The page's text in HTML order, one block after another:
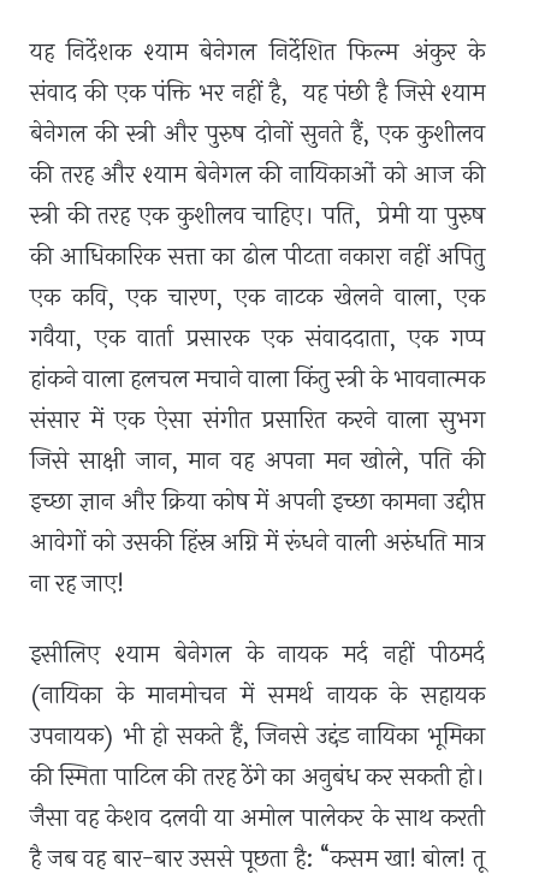
यह निर्देशक श्याम बेनेगल निर्देशित फिल्म अंकुर के
संवाद की एक पंक्ति भर नहीं है, यह पंछी है जिसे श्याम
बेनेगल की स्त्री और पुरुष दोनों सुनते हैं,एक कुशीलव
की तरह और श्याम बेनेगल की नायिकाओं को आज की
स्त्री की तरह एक कुशीलव चाहिए। पति,प्रेमी या पुरुष
की आधिकारिक सत्ता का ढोल पीटता नकारा नहीं अपितु
एक कवि,एक चारण,एक नाटक खेलने वाला,एक
गवैया,एक वार्ता प्रसारक एक संवाददाता, एक गप्प
हांकने वाला हलचल मचाने वाला किंतु स्त्री के भावनात्मक
संसार में एक ऐसा संगीत प्रसारित करने वाला सुभग
जिसे साक्षी जान,मान वह अपना मन खोले,पति की
इच्छा ज्ञान और क्रिया कोष में अपनी इच्छा कामना उद्दीप्त
आवेगों को उसकी हिंस्र अग्नि में रूंधने वाली अरुंधति मात्र
ना रह जाए!
इसीलिए श्याम बेनेगल के नायक मर्द नहीं पीठमर्द
(नायिका के मानमोचन में समर्थ नायक के सहायक
उपनायक) भी हो सकते हैं, जिनसे उद्दंड नायिका भूमिका
की स्मिता पाटिल की तरह ठेंगे का अनुबंध कर सकती हो।
जैसा वह केशव दलवी या अमोल पालेकर के साथ करती
है जब वह बार-बार उससे पूछता है: “कसम खा! बोल! तू